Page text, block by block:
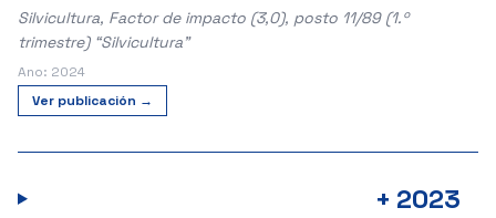
Silvicultura, Factor de impacto (3,0), posto 11/89 (1.º
trimestre) “Silvicultura”
Ano: 2024
Ver publicación →
+ 2023